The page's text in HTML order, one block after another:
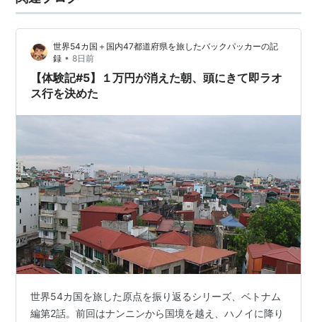
世界54カ国＋国内47都道府県を旅したバックパッカーの記
録 • 8日前
【体験記#5】１万円が消えた朝、頭にきて即ラオ
ス行を決めた
世界54カ国を旅した原点を振り返るシリーズ、ベトナム
編第2話。前回はナンニンから国境を越え、ハノイに降り